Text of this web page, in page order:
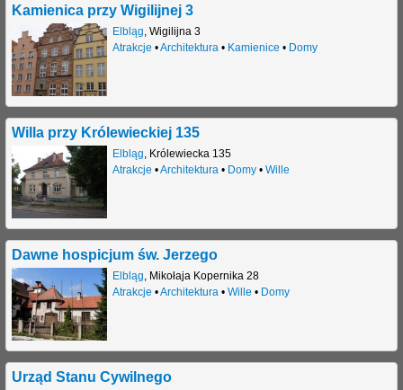
Kamienica przy Wigilijnej 3
Elbląg Wigilijna 3
Atrakcje •Architektura • Kamienice • Domy
Willa przy Królewieckiej 135
Elbląg Królewiecka 135
Atrakcje •Architektura • Domy• Wille
Dawne hospicjum św. Jerzego
Elbląg Mikołaja Kopernika 28
Atrakcje •Architektura • Wille • Domy
Urząd Stanu Cywilnego